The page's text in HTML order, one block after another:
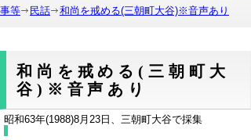
事等
民話 和尚を戒める(三朝町大谷)※音声あり
和尚を戒める(三朝町大
谷)※音声あり
昭和63年(1988)8月23日、三朝町大谷で採集